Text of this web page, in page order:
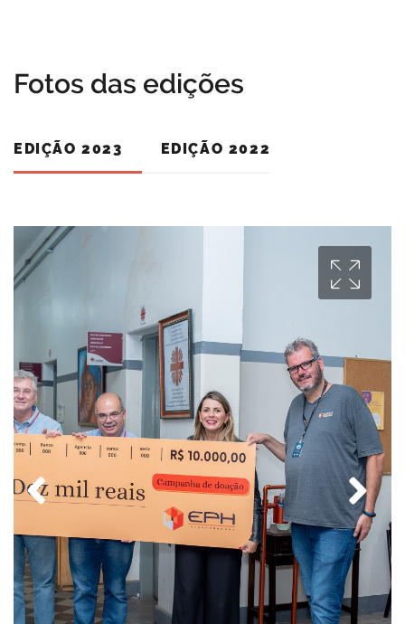
Fotos das edições
EDIÇÃO 2023 EDIÇÃO 2022